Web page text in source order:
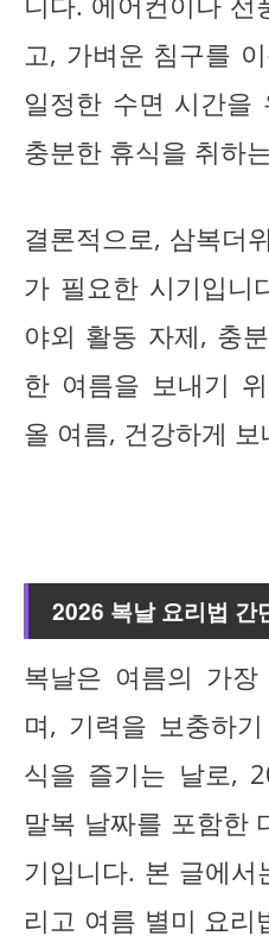
고, 가벼운 침구를
일정한 수면 시간을
충분한 휴식을 취하
결론적으로, 삼복더
가 필요한 시기입니
야외 활동 자제, 충
한 여름을 보내기
올 여름, 건강하게 보
2026 복날 요리법 간
복날은 여름의 가
며, 기력을 보충하
식을 즐기는 날로,
말복 날짜를 포함한
기입니다. 본 글에서
리고 여름 별미 요리